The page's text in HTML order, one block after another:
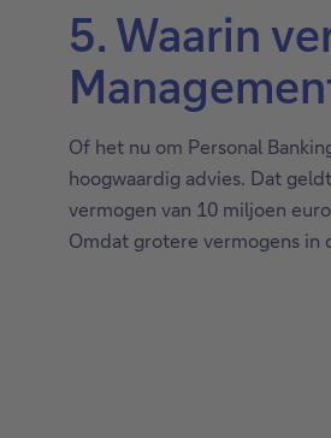
5. Waarin
Of het nu om Personal
hoogwaardig advies. Dat
vermogen van 10 miljoen
Omdat grotere vermogens in